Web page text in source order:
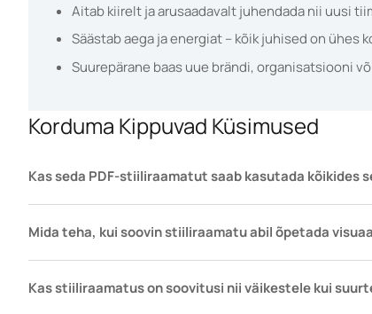
Aitab kiirelt ja arusaadavalt juhendada nii uusi
Säästab aega ja energiat – kõik juhised on ühes
Suurepärane baas uue brändi, organisatsiooni
Korduma Kippuvad Küsimused
Kas seda PDF-stiiliraamatut saab kasutada kõikides
Mida teha, kui soovin stiiliraamatu abil õpetada
Kas stiiliraamatus on soovitusi nii väikestele kui